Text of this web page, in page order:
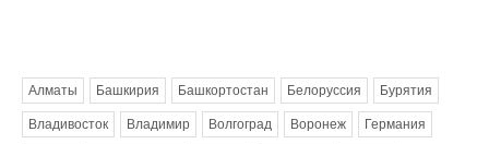
Алматы Башкирия Башкортостан Белоруссия Бурятия
Владивосток Владимир Волгоград Воронеж Германия